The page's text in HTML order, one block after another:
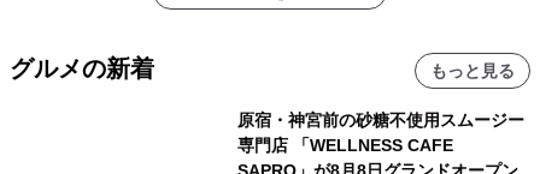
グルメの新着 もっと見る
原宿・神宮前の砂糖不使用スムージー
専門店 「WELLNESS CAFE